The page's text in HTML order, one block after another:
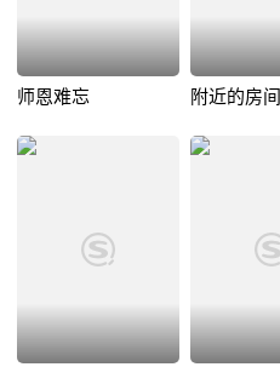
师恩难忘 附近的房间